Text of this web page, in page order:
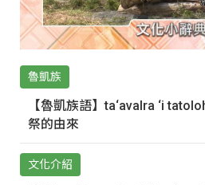
魯凱族
【魯凱族語】ta‘avalra ‘i
祭的由來
文化介紹